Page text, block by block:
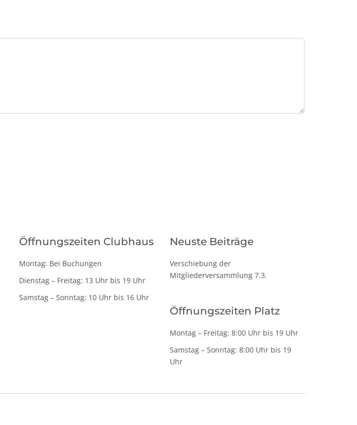
Öffnungszeiten Clubhaus
Montag: Bei Buchungen
Dienstag – Freitag: 13 Uhr bis 19 Uhr
Samstag – Sonntag: 10 Uhr bis 16 Uhr
Neuste Beiträge
Verschiebung der
Mitgliederversammlung 7.3.
Öffnungszeiten Platz
Montag – Freitag: 8:00 Uhr bis 19 Uhr
Samstag – Sonntag: 8:00 Uhr bis 19
Uhr